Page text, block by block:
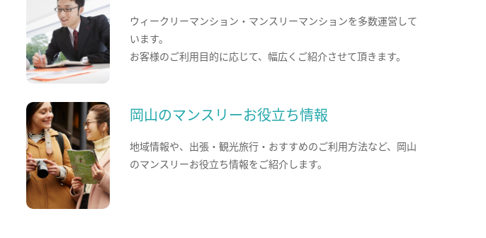
ウィークリーマンション・マンスリーマンションを多数運営して
います。
お客様のご利用目的に応じて、幅広くご紹介させて頂きます。
岡山のマンスリーお役立ち情報
地域情報や、出張・観光旅行・おすすめのご利用方法など、岡山
のマンスリーお役立ち情報をご紹介します。